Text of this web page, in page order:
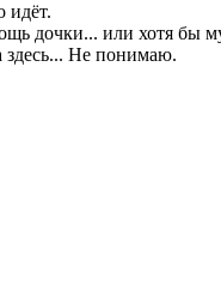
идёт.
дочки... или хотя бы
здесь... Не понимаю.